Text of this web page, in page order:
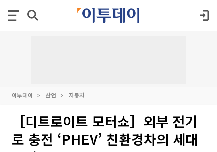
이투데이 산업 자동차
［디트로이트 모터쇼］외부 전기
로 충전 ‘PHEV’ 친환경차의 세대